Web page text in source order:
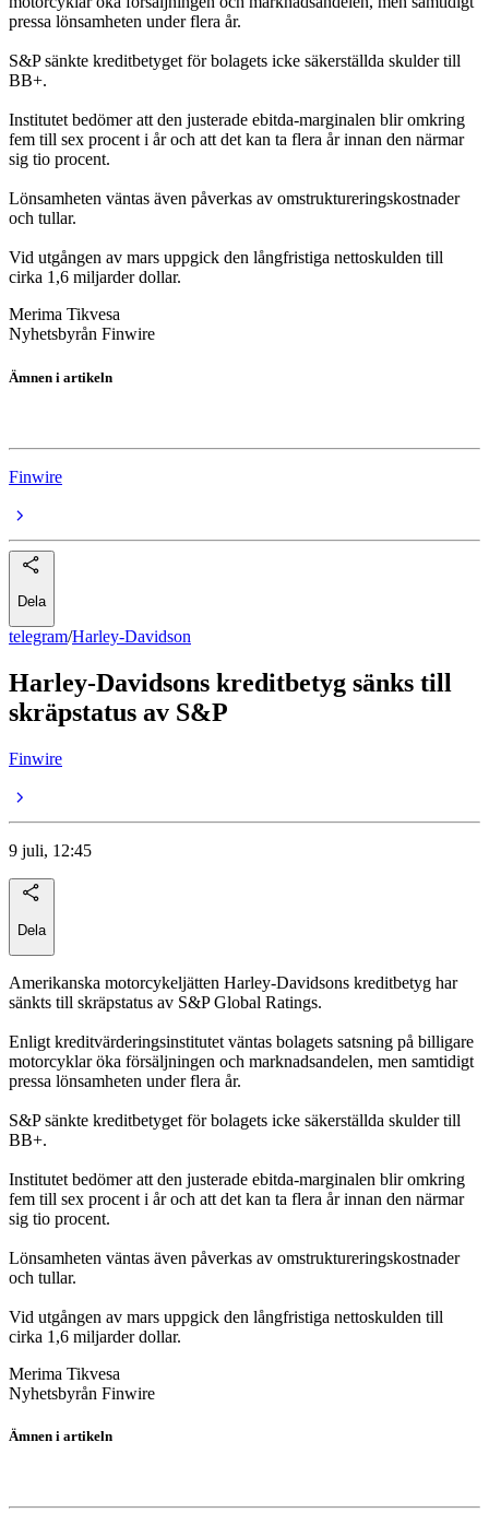
pressa lönsamheten under flera år.
S&P sänkte kreditbetyget för bolagets icke säkerställda skulder till
BB+.
Institutet bedömer att den justerade ebitda-marginalen blir omkring
fem till sex procent i år och att det kan ta flera år innan den närmar
sig tio procent.
Lönsamheten väntas även påverkas av omstruktureringskostnader
och tullar.
Vid utgången av mars uppgick den långfristiga nettoskulden till
cirka 1,6 miljarder dollar.
Merima Tikvesa
Nyhetsbyrån Finwire
Ämnen i artikeln
Finwire
Dela
telegram/Harley-Davidson
Harley-Davidsons kreditbetyg sänks till
skräpstatus av S&P
Finwire
9 juli, 12:45
Dela
Amerikanska motorcykeljätten Harley-Davidsons kreditbetyg har
sänkts till skräpstatus av S&P Global Ratings.
Enligt kreditvärderingsinstitutet väntas bolagets satsning på billigare
motorcyklar öka försäljningen och marknadsandelen, men samtidigt
pressa lönsamheten under flera år.
S&P sänkte kreditbetyget för bolagets icke säkerställda skulder till
BB+.
Institutet bedömer att den justerade ebitda-marginalen blir omkring
fem till sex procent i år och att det kan ta flera år innan den närmar
sig tio procent.
Lönsamheten väntas även påverkas av omstruktureringskostnader
och tullar.
Vid utgången av mars uppgick den långfristiga nettoskulden till
cirka 1,6 miljarder dollar.
Merima Tikvesa
Nyhetsbyrån Finwire
Ämnen i artikeln